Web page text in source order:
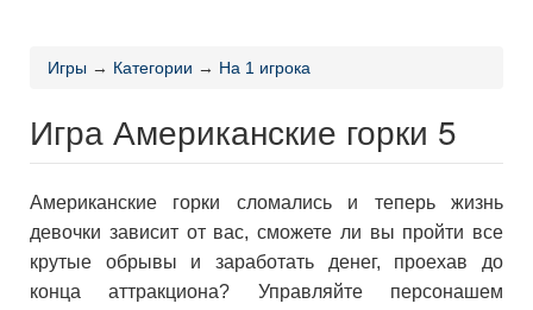
Игры → Категории → На 1 игрока
Игра Американские горки 5
Американские горки сломались и теперь жизнь
девочки зависит от вас, сможете ли вы пройти все
крутые обрывы и заработать денег, проехав до
конца аттракциона? Управляйте персонашем